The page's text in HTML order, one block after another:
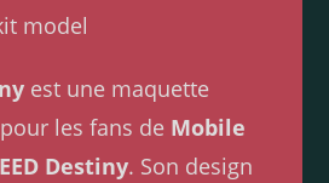
model
est une maquette
les fans de Mobile
Destiny. Son design